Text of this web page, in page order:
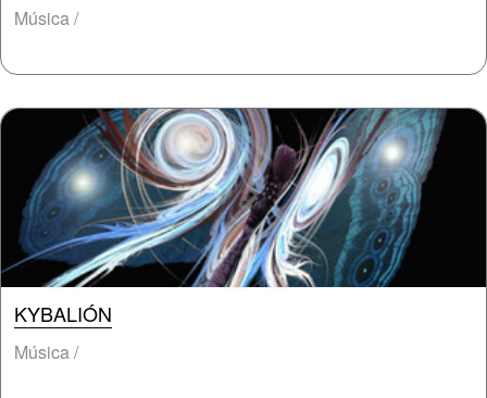
Música /
KYBALIÓN
Música /